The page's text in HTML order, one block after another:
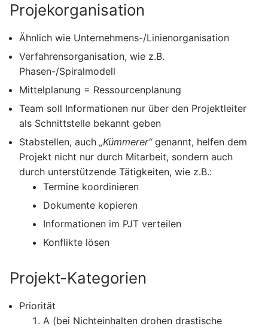
Projekorganisation
Ähnlich wie Unternehmens-/Linienorganisation
Verfahrensorganisation, wie z.B.
Phasen-/Spiralmodell
Mittelplanung = Ressourcenplanung
Team soll Informationen nur über den Projektleiter
als Schnittstelle bekannt geben
Stabstellen, auch „Kümmerer“genannt, helfen dem
Projekt nicht nur durch Mitarbeit, sondern auch
durch unterstützende Tätigkeiten, wie z.B.:
Termine koordinieren
Dokumente kopieren
Informationen im PJT verteilen
Konflikte lösen
Projekt-Kategorien
Priorität
A (bei Nichteinhalten drohen drastische